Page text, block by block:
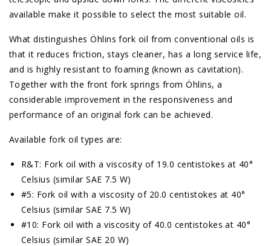
available make it possible to select the most suitable oil.
What distinguishes Öhlins fork oil from conventional oils is
that it reduces friction, stays cleaner, has a long service life,
and is highly resistant to foaming (known as cavitation).
Together with the front fork springs from Öhlins, a
considerable improvement in the responsiveness and
performance of an original fork can be achieved.
Available fork oil types are:
R&T: Fork oil with a viscosity of 19.0 centistokes at 40°
Celsius (similar SAE 7.5 W)
#5: Fork oil with a viscosity of 20.0 centistokes at 40°
Celsius (similar SAE 7.5 W)
#10: Fork oil with a viscosity of 40.0 centistokes at 40°
Celsius (similar SAE 20 W)